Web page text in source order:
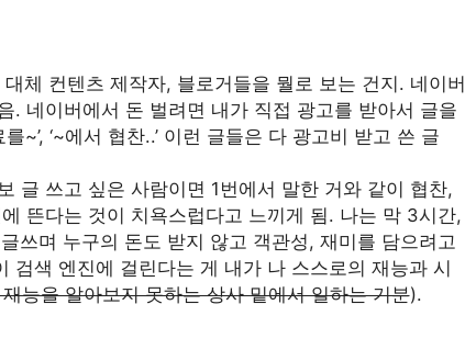
체 컨텐츠 제작자, 블로거들을 뭘로 보는 건지. 네이버
. 네이버에서 돈 벌려면 내가 직접 광고를 받아서 글을
~’, ‘~에서 협찬..’ 이런 글들은 다 광고비 받고 쓴 글
글 쓰고 싶은 사람이면 1번에서 말한 거와 같이 협찬,
뜬다는 것이 치욕스럽다고 느끼게 됨. 나는 막 3시간,
쓰며 누구의 돈도 받지 않고 객관성, 재미를 담으려고
검색 엔진에 걸린다는 게 내가 나 스스로의 재능과 시
능을 알아보지 못하는 상사 밑에서 일하는 기분).